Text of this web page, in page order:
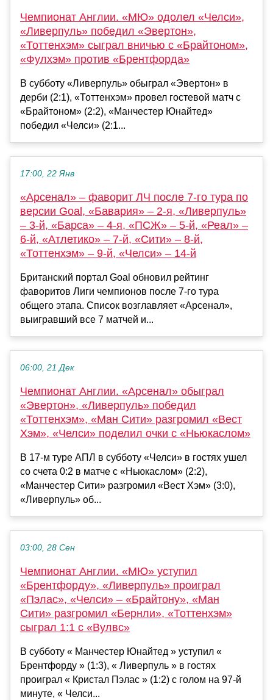
Чемпионат Англии. «МЮ» одолел «Челси»,
«Ливерпуль» победил «Эвертон»,
«Тоттенхэм» сыграл вничью с «Брайтоном»,
«Фулхэм» против «Брентфорда»
В субботу «Ливерпуль» обыграл «Эвертон» в
дерби (2:1), «Тоттенхэм» провел гостевой матч с
«Брайтоном» (2:2), «Манчестер Юнайтед»
победил «Челси» (2:1...
17:00, 22 Янв
«Арсенал» – фаворит ЛЧ после 7-го тура по
версии Goal, «Бавария» – 2-я, «Ливерпуль»
– 3-й, «Барса» – 4-я, «ПСЖ» – 5-й, «Реал» –
6-й, «Атлетико» – 7-й, «Сити» – 8-й,
«Тоттенхэм» – 9-й, «Челси» – 14-й
Британский портал Goal обновил рейтинг
фаворитов Лиги чемпионов после 7-го тура
общего этапа. Список возглавляет «Арсенал»,
выигравший все 7 матчей и...
06:00, 21 Дек
Чемпионат Англии. «Арсенал» обыграл
«Эвертон», «Ливерпуль» победил
«Тоттенхэм», «Ман Сити» разгромил «Вест
Хэм», «Челси» поделил очки с «Ньюкаслом»
В 17-м туре АПЛ в субботу «Челси» в гостях ушел
со счета 0:2 в матче с «Ньюкаслом» (2:2),
«Манчестер Сити» разгромил «Вест Хэм» (3:0),
«Ливерпуль» об...
03:00, 28 Сен
Чемпионат Англии. «МЮ» уступил
«Брентфорду», «Ливерпуль» проиграл
«Пэлас», «Челси» – «Брайтону», «Ман
Сити» разгромил «Бернли», «Тоттенхэм»
сыграл 1:1 с «Вулвс»
В субботу « Манчестер Юнайтед » уступил «
Брентфорду » (1:3), « Ливерпуль » в гостях
проиграл « Кристал Пэлас » (1:2) с голом на 97-й
минуте, « Челси...